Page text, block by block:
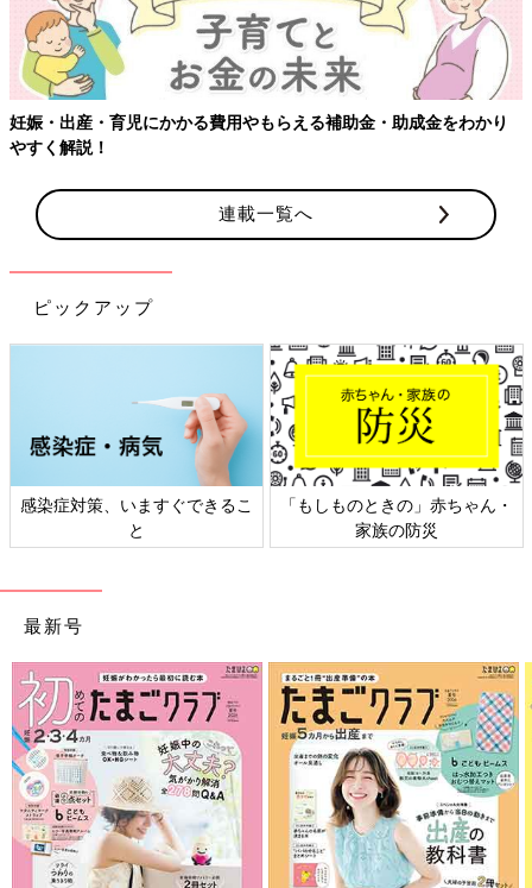
り
連載一覧へ
ピックアップ
ゃん・
日本外来小児科学会リーフレッ
六星占術 細木かおりさ
最新号